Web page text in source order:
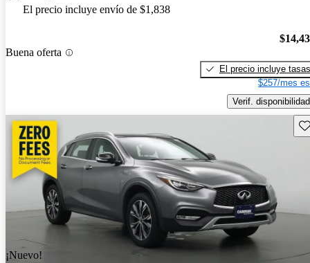
El precio incluye envío de $1,838
Buena oferta
El precio incluye tasas
$257/mes
Verif. disponibilidad
¡Nuevo!